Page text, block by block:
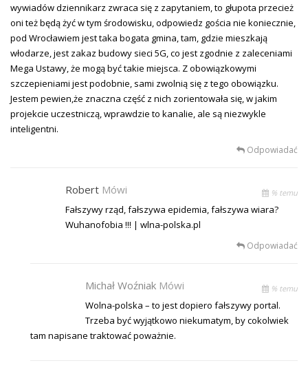
wywiadów dziennikarz zwraca się z zapytaniem, to głupota przecież
oni też będą żyć w tym środowisku, odpowiedz gościa nie koniecznie,
pod Wrocławiem jest taka bogata gmina, tam, gdzie mieszkają
włodarze, jest zakaz budowy sieci 5G, co jest zgodnie z zaleceniami
Mega Ustawy, że mogą być takie miejsca. Z obowiązkowymi
szczepieniami jest podobnie, sami zwolnią się z tego obowiązku.
Jestem pewien,że znaczna część z nich zorientowała się, w jakim
projekcie uczestniczą, wprawdzie to kanalie, ale są niezwykle
inteligentni.
Odpowiadać
Robert Mówi % temu
Fałszywy rząd, fałszywa epidemia, fałszywa wiara?
Wuhanofobia !!! | wlna-polska.pl
Odpowiadać
Michał Woźniak Mówi % temu
Wolna-polska – to jest dopiero fałszywy portal.
Trzeba być wyjątkowo niekumatym, by cokolwiek
tam napisane traktować poważnie.